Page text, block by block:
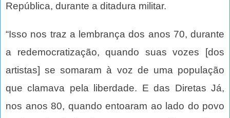
República, durante a ditadura militar.
“Isso nos traz a lembrança dos anos 70, durante
a redemocratização, quando suas vozes [dos
artistas] se somaram à voz de uma população
que clamava pela liberdade. E das Diretas Já,
nos anos 80, quando entoaram ao lado do povo